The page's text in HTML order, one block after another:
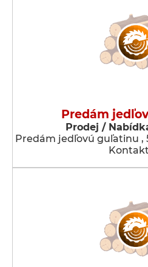
Predám
Prodej /
Predám jedľovú guľatinu ,